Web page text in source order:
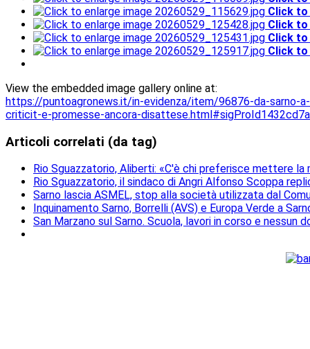
Click to
Click to
Click to
Click to
View the embedded image gallery online at:
https://puntoagronews.it/in-evidenza/item/96876-da-sarno-
criticit-e-promesse-ancora-
Articoli correlati (da tag)
Rio Sguazzatorio, Aliberti: «C'è chi preferisce mettere la
Rio Sguazzatorio, il sindaco di Angri Alfonso Scoppa
Sarno lascia ASMEL, stop alla società utilizzata dal
Inquinamento Sarno, Borrelli (AVS) e Europa Verde a
San Marzano sul Sarno. Scuola, lavori in corso e nessun